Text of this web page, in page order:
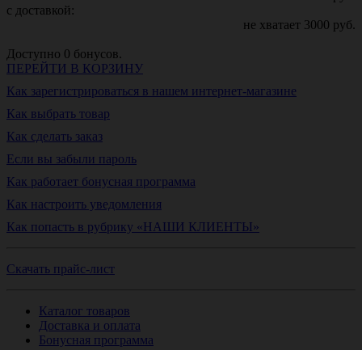
с доставкой:
не хватает 3000 руб.
Доступно 0 бонусов.
ПЕРЕЙТИ В КОРЗИНУ
Как зарегистрироваться в нашем интернет-магазине
Как выбрать товар
Как сделать заказ
Если вы забыли пароль
Как работает бонусная программа
Как настроить уведомления
Как попасть в рубрику «НАШИ КЛИЕНТЫ»
Скачать прайс-лист
Каталог товаров
Доставка и оплата
Бонусная программа